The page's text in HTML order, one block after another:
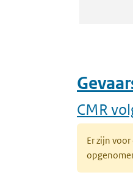
CMR
Er zijn